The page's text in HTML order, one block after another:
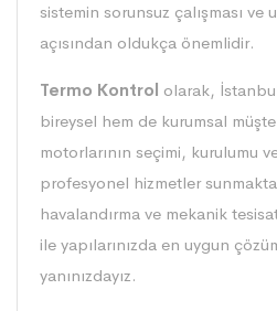
sistemin sorunsuz çalışması ve
açısından oldukça önemlidir.
Termo Kontrol olarak,
bireysel hem de kurumsal
motorlarının seçimi, kurulumu
profesyonel hizmetler
havalandırma ve mekanik
ile yapılarınızda en uygun
yanınızdayız.